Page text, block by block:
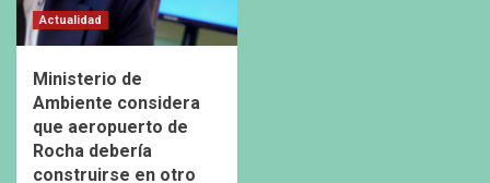
Actualidad
Ministerio de
Ambiente considera
que aeropuerto de
Rocha debería
construirse en otro